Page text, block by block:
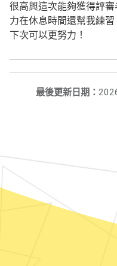
很高興這次能夠獲得評
力在休息時間還幫我練
下次可以更努力！
最後更新日期：